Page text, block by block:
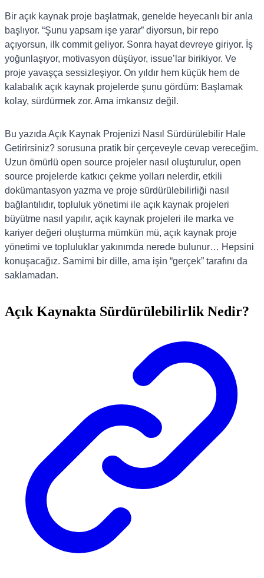
Bir açık kaynak proje başlatmak, genelde heyecanlı bir anla
başlıyor. “Şunu yapsam işe yarar” diyorsun, bir repo
açıyorsun, ilk commit geliyor. Sonra hayat devreye giriyor. İş
yoğunlaşıyor, motivasyon düşüyor, issue’lar birikiyor. Ve
proje yavaşça sessizleşiyor. On yıldır hem küçük hem de
kalabalık açık kaynak projelerde şunu gördüm: Başlamak
kolay, sürdürmek zor. Ama imkansız değil.
Bu yazıda Açık Kaynak Projenizi Nasıl Sürdürülebilir Hale
Getirirsiniz? sorusuna pratik bir çerçeveyle cevap vereceğim.
Uzun ömürlü open source projeler nasıl oluşturulur, open
source projelerde katkıcı çekme yolları nelerdir, etkili
dokümantasyon yazma ve proje sürdürülebilirliği nasıl
bağlantılıdır, topluluk yönetimi ile açık kaynak projeleri
büyütme nasıl yapılır, açık kaynak projeleri ile marka ve
kariyer değeri oluşturma mümkün mü, açık kaynak proje
yönetimi ve topluluklar yakınımda nerede bulunur… Hepsini
konuşacağız. Samimi bir dille, ama işin “gerçek” tarafını da
saklamadan.
Açık Kaynakta Sürdürülebilirlik Nedir?